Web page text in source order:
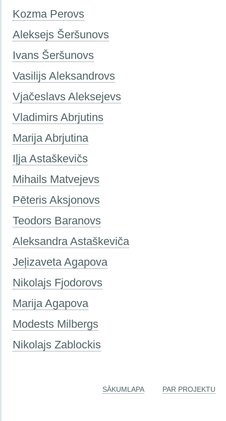
Kozma Perovs
Aleksejs Šeršunovs
Ivans Šeršunovs
Vasilijs Aleksandrovs
Vjačeslavs Aleksejevs
Vladimirs Abrjutins
Marija Abrjutina
Iļja Astaškevičs
Mihails Matvejevs
Pēteris Aksjonovs
Teodors Baranovs
Aleksandra Astaškeviča
Jeļizaveta Agapova
Nikolajs Fjodorovs
Marija Agapova
Modests Milbergs
Nikolajs Zablockis
SĀKUMLAPA PAR PROJEKTU